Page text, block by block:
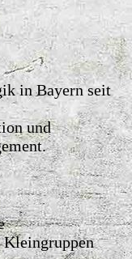
in Bayern seit
und